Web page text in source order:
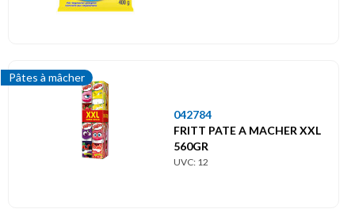
Pâtes à mâcher
042784
FRITT PATE A MACHER XXL
560GR
UVC: 12